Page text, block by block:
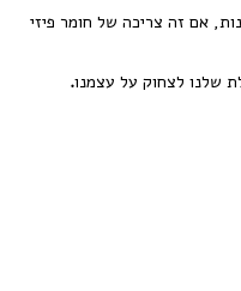
אם זה צריכה של חומר פיזי
שלנו לצחוק על עצמנו.